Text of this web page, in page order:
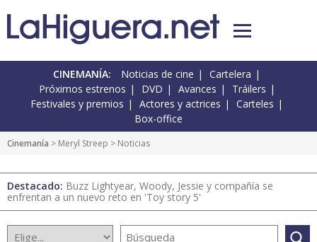
CINEMANÍA: Noticias de cine
Cartelera
Próximos estrenos
DVD Avances
Tráilers
Festivales y premios
Actores y actrices
Carteles
Box-office
Cinemanía > Meryl Streep > Noticias
Destacado: Buzz Lightyear, Woody, Jessie y compañía se
enfrentan a un nuevo reto en 'Toy story 5'